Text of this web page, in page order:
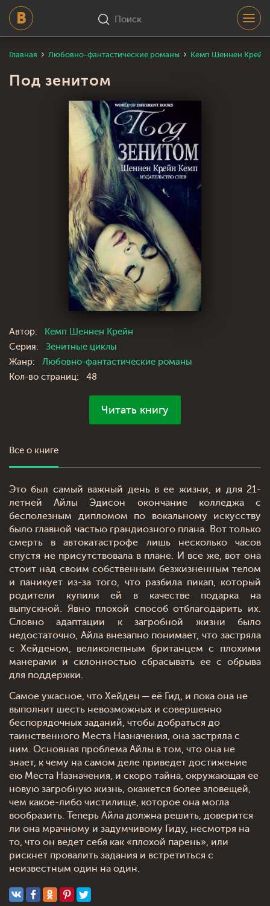
Поиск
Главная Любовно-фантастические романы Кемп Шеннен Крейн
Под зенитом
Автор:
Кемп Шеннен Крейн
Серия:
Зенитные циклы
Жанр:
Любовно-фантастические романы
Кол-во страниц:
48
Читать книгу
Все о книге
Это был самый важный день в ее жизни, и для 21-
летней Айлы Эдисон окончание колледжа с
бесполезным дипломом по вокальному искусству
было главной частью грандиозного плана. Вот только
смерть в автокатастрофе лишь несколько часов
спустя не присутствовала в плане. И все же, вот она
стоит над своим собственным безжизненным телом
и паникует из-за того, что разбила пикап, который
родители купили ей в качестве подарка на
выпускной. Явно плохой способ отблагодарить их.
Словно адаптации к загробной жизни было
недостаточно, Айла внезапно понимает, что застряла
с Хейденом, великолепным британцем с плохими
манерами и склонностью сбрасывать ее с обрыва
для поддержки.
Самое ужасное, что Хейден ─ её Гид, и пока она не
выполнит шесть невозможных и совершенно
беспорядочных заданий, чтобы добраться до
таинственного Места Назначения, она застряла с
ним. Основная проблема Айлы в том, что она не
знает, к чему на самом деле приведет достижение
ею Места Назначения, и скоро тайна, окружающая ее
новую загробную жизнь, окажется более зловещей,
чем какое-либо чистилище, которое она могла
вообразить. Теперь Айла должна решить, доверится
ли она мрачному и задумчивому Гиду, несмотря на
то, что он ведет себя как «плохой парень», или
рискнет провалить задания и встретиться с
неизвестным один на один.